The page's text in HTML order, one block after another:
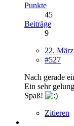
Punkte
45
Beiträge
9
22.
#527
Nach gerade
Ein sehr
Spaß!
Zitieren